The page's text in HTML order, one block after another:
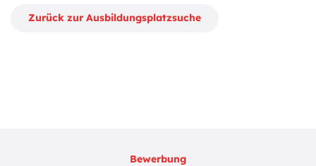
Zurück zur Ausbildungsplatzsuche
Bewerbung